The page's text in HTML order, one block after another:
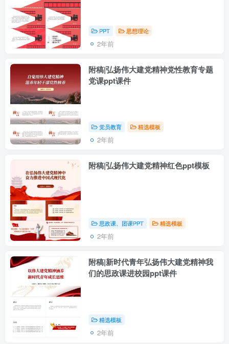
PPT 思想理论
2年前
附稿|弘扬伟大建党精神党性教育专题
党课ppt课件
党员教育 精选模板
2年前
附稿|弘扬伟大建党精神红色ppt模板
思政课、团课PPT 精选模板
2年前
附稿|新时代青年弘扬伟大建党精神我
们的思政课进校园ppt课件
精选模板
2年前